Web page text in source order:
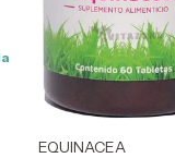
EQUINACEA